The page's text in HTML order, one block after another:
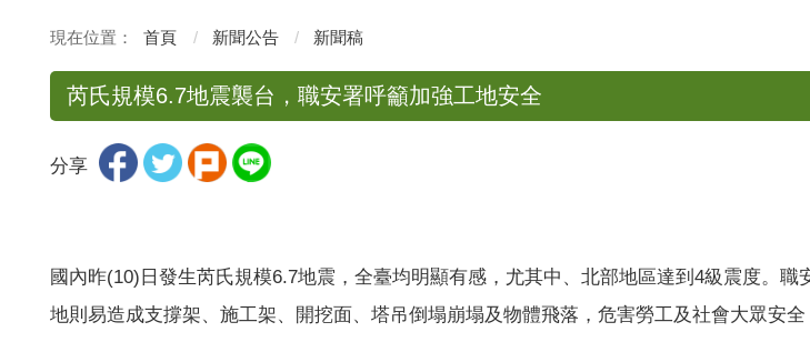
首頁 新聞公告 新聞稿
芮氏規模6.7地震襲台，職安署呼籲加強工地安全
分享
國內昨(10) 日發生芮氏規模6.7地震，全臺均明顯有感，尤其中、北部地區達到 4級震度。職
地則易造成支撐架、施工架、開挖面、塔吊倒塌崩塌及物體飛落，危害勞工及社會大眾安